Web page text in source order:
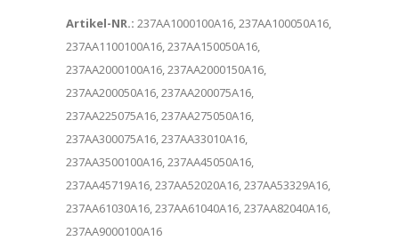
Artikel-NR.: 237AA1000100A16, 237AA100050A16,
237AA1100100A16, 237AA150050A16,
237AA2000100A16, 237AA2000150A16,
237AA200050A16, 237AA200075A16,
237AA225075A16, 237AA275050A16,
237AA300075A16, 237AA33010A16,
237AA3500100A16, 237AA45050A16,
237AA45719A16, 237AA52020A16, 237AA53329A16,
237AA61030A16, 237AA61040A16, 237AA82040A16,
237AA9000100A16